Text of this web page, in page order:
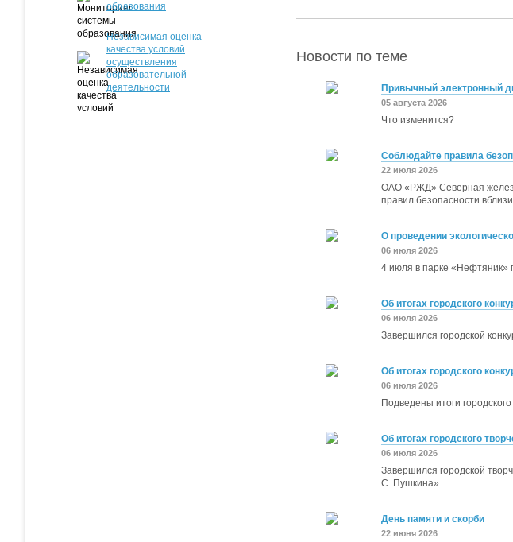
Новости по теме
Привычный электронный
05 августа 2026
Что изменится?
Соблюдайте правила
22 июля 2026
ОАО «РЖД» Северная
правил безопасности
О проведении
06 июля 2026
4 июля в парке «Нефтяник»
Об итогах городского
06 июля 2026
Завершился городской
Об итогах городского
06 июля 2026
Подведены итоги
Об итогах городского
06 июля 2026
Завершился городской
С. Пушкина»
День памяти и скорби
22 июня 2026
образования
Независимая оценка
качества условий
осуществления
образовательной
деятельности